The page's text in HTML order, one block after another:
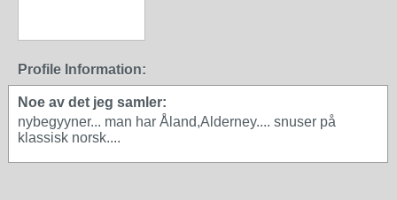
Profile Information:
Noe av det jeg samler:
nybegyyner... man har Åland,Alderney.... snuser på
klassisk norsk....